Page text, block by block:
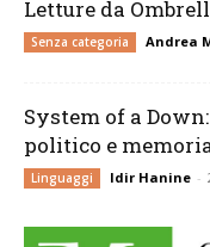
Letture da
Senza categoria Andrea
System of a
politico e
Linguaggi Idir Hanine -